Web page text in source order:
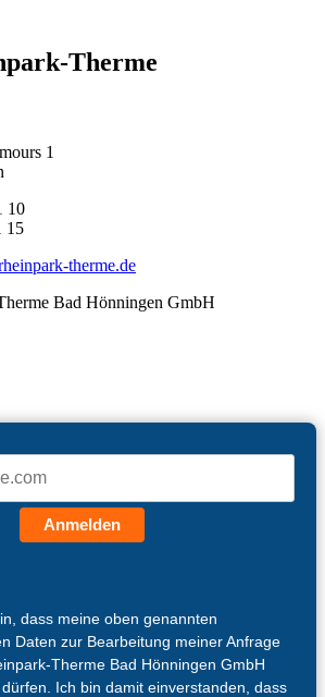
Therme
1
10
15
therme.de
Bad Hönningen GmbH
Anmelden
dass meine oben genannten
Daten zur Bearbeitung meiner Anfrage
Therme Bad Hönningen GmbH
Ich bin damit einverstanden, dass